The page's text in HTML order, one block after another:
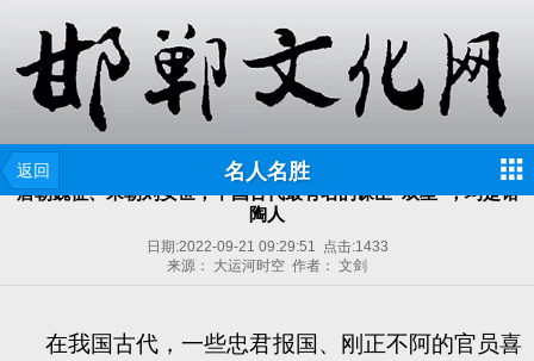
返回 名人名胜
唐朝魏征、宋朝刘安世，中国古代最有名的谏臣“双星”，均是馆
陶人
日期:2022-09-21 09:29:51 点击:1433
来源： 大运河时空 作者： 文剑
在我国古代，一些忠君报国、刚正不阿的官员喜